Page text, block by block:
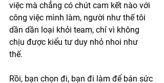
việc mà chẳng có chút cam kết nào với
công việc mình làm, người như thế tôi
dần dần loại khỏi team, chỉ vì không
chịu được kiểu tư duy nhỏ nhoi như
thế.
Rồi, bạn chọn đi, bạn đi làm để bán sức